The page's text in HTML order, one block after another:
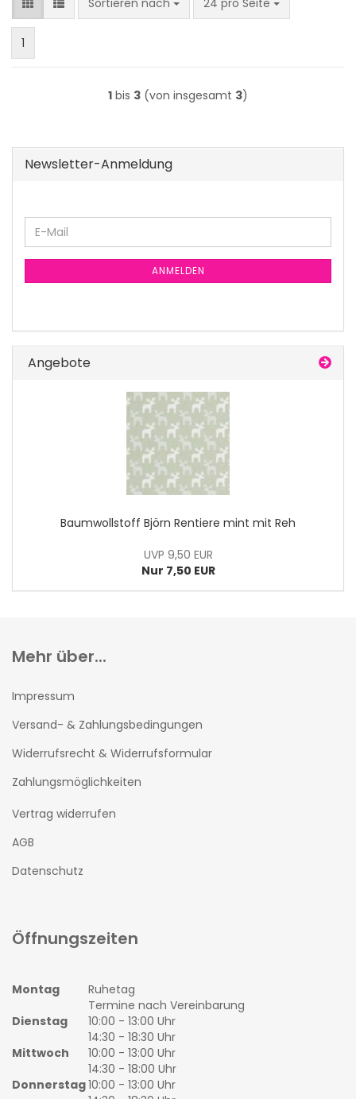
Sortieren nach 24 pro Seite
1
1 bis 3 (von insgesamt 3)
Newsletter-Anmeldung
E-
Mail
ANMELDEN
Angebote
Baumwollstoff Björn Rentiere mint mit Reh
UVP 9,50 EUR
Nur 7,50 EUR
Mehr über...
Impressum
Versand- & Zahlungsbedingungen
Widerrufsrecht & Widerrufsformular
Zahlungsmöglichkeiten
Vertrag widerrufen
AGB
Datenschutz
Öffnungszeiten
Montag
Ruhetag
Termine nach Vereinbarung
Dienstag
10:00 - 13:00 Uhr
14:30 - 18:30 Uhr
Mittwoch
10:00 - 13:00 Uhr
14:30 - 18:00 Uhr
Donnerstag10:00 - 13:00 Uhr